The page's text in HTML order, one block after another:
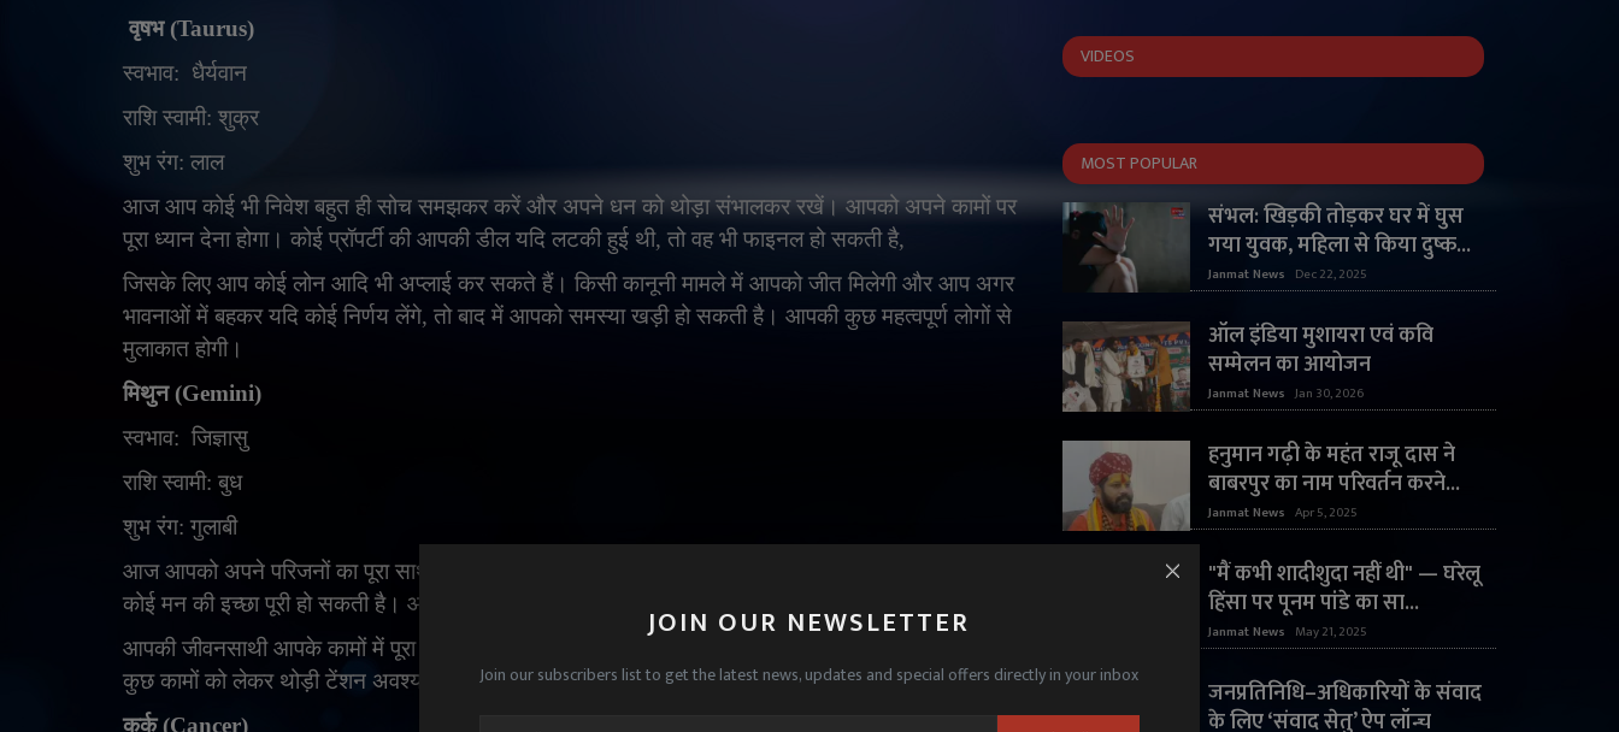
JOIN OUR NEWSLETTER
Join our subscribers list to get the latest news, updates and special offers directly in your inbox
वृषभ (Taurus)
स्वभाव: धैर्यवान
राशि स्वामी: शुक्र
शुभ रंग: लाल
आज आप कोई भी निवेश बहुत ही सोच समझकर करें और अपने धन को थोड़ा संभालकर रखें। आपको अपने कामों पर
पूरा ध्यान देना होगा। कोई प्रॉपर्टी की आपकी डील यदि लटकी हुई थी, तो वह भी फाइनल हो सकती है,
जिसके लिए आप कोई लोन आदि भी अप्लाई कर सकते हैं। किसी कानूनी मामले में आपको जीत मिलेगी और आप अगर
भावनाओं में बहकर यदि कोई निर्णय लेंगे, तो बाद में आपको समस्या खड़ी हो सकती है। आपकी कुछ महत्वपूर्ण लोगों से
मुलाकात होगी।
मिथुन (Gemini)
स्वभाव: जिज्ञासु
राशि स्वामी: बुध
शुभ रंग: गुलाबी
आज आपको अपने परिजनों का पूरा साथ मिलेगा और आप सबको साथ लेकर चलने की कोशिश में लगे रहेंगे। आपकी
कोई मन की इच्छा पूरी हो सकती है। आपके घर किसी नए मित्र का आगमन हो सकता है।
आपकी जीवनसाथी आपके कामों में पूरा साथ देंगी और आप किसी से कोई जरूरी जानकारी शेयर ना करें। बिजनेस में
कुछ कामों को लेकर थोड़ी टेंशन अवश्य रहेगी। आज आपकी आय बढ़ने से आप काफी खुश होंगे।
कर्क (Cancer)
VIDEOS
MOST POPULAR
संभल: खिड़की तोड़कर घर में घुस
गया युवक, महिला से किया दुष्क...
Janmat News Dec 22, 2025
ऑल इंडिया मुशायरा एवं कवि
सम्मेलन का आयोजन
Janmat News Jan 30, 2026
हनुमान गढ़ी के महंत राजू दास ने
बाबरपुर का नाम परिवर्तन करने...
Janmat News Apr 5, 2025
"मैं कभी शादीशुदा नहीं थी" — घरेलू
हिंसा पर पूनम पांडे का सा...
Janmat News May 21, 2025
जनप्रतिनिधि–अधिकारियों के संवाद
के लिए ‘संवाद सेतु’ ऐप लॉन्च